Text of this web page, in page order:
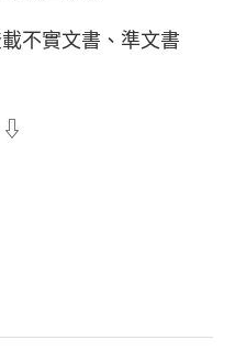
不實文書、準文書